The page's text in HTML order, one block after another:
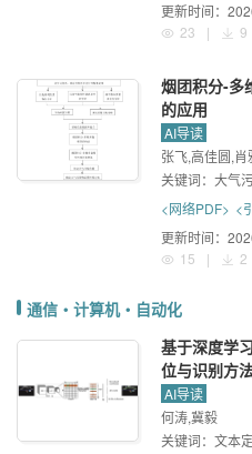
更新时间：
23
| 9
烟团积分-多
的应用
AI导读
张飞,高佳圆,
关键词： 大气污
<网络PDF> <
更新时间：
15
| 2
通信・计算机・自动化
基于深度学
位与识别方
AI导读
何涛,冀毅
关键词： 文本定